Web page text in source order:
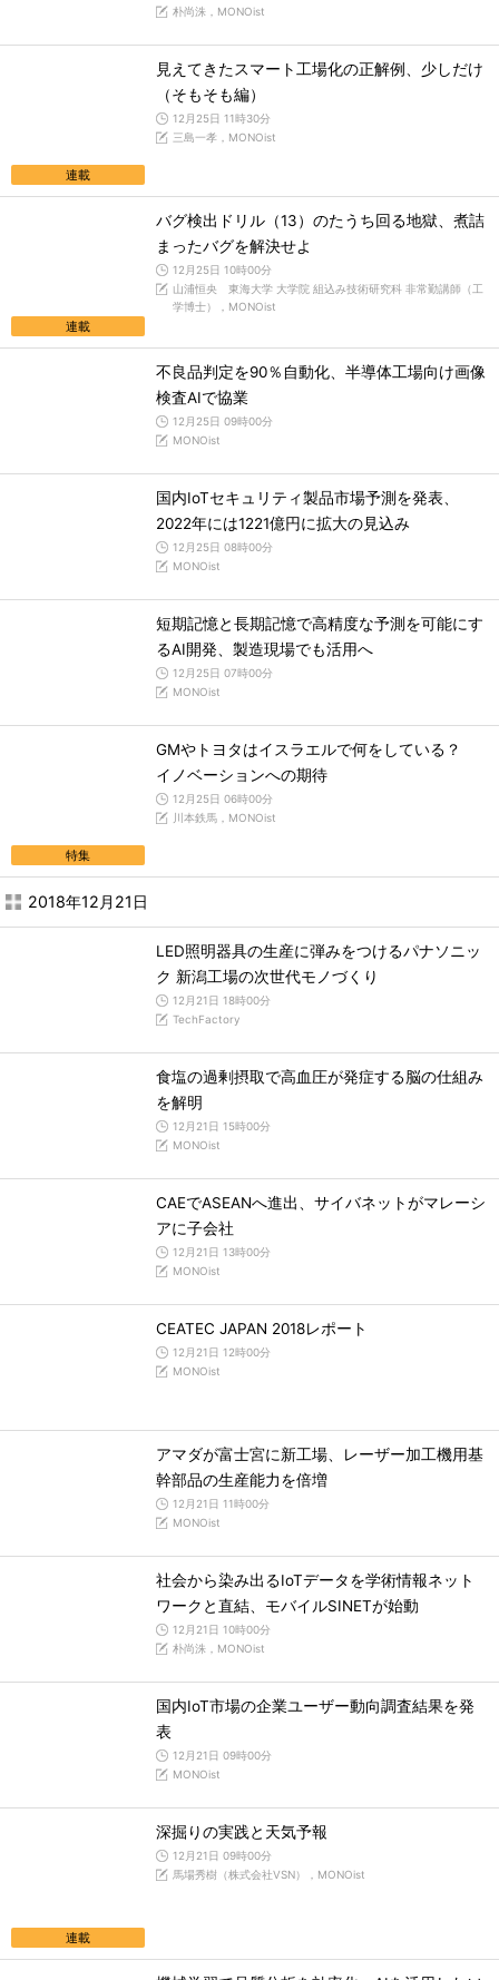
朴尚洙，MONOist
連載
見えてきたスマート工場化の正解例、少しだけ
（そもそも編）
12月25日 11時30分
三島一孝，MONOist
連載
バグ検出ドリル（13）のたうち回る地獄、煮詰
まったバグを解決せよ
12月25日 10時00分
山浦恒央 東海大学 大学院 組込み技術研究科 非常勤講師（工
学博士），MONOist
不良品判定を90％自動化、半導体工場向け画像
検査AIで協業
12月25日 09時00分
MONOist
国内IoTセキュリティ製品市場予測を発表、
2022年には1221億円に拡大の見込み
12月25日 08時00分
MONOist
短期記憶と長期記憶で高精度な予測を可能にす
るAI開発、製造現場でも活用へ
12月25日 07時00分
MONOist
特集
GMやトヨタはイスラエルで何をしている？
イノベーションへの期待
12月25日 06時00分
川本鉄馬，MONOist
2018年12月21日
LED照明器具の生産に弾みをつけるパナソニッ
ク 新潟工場の次世代モノづくり
12月21日 18時00分
TechFactory
食塩の過剰摂取で高血圧が発症する脳の仕組み
を解明
12月21日 15時00分
MONOist
CAEでASEANへ進出、サイバネットがマレーシ
アに子会社
12月21日 13時00分
MONOist
CEATEC JAPAN 2018レポート
12月21日 12時00分
MONOist
アマダが富士宮に新工場、レーザー加工機用基
幹部品の生産能力を倍増
12月21日 11時00分
MONOist
社会から染み出るIoTデータを学術情報ネット
ワークと直結、モバイルSINETが始動
12月21日 10時00分
朴尚洙，MONOist
国内IoT市場の企業ユーザー動向調査結果を発
表
12月21日 09時00分
MONOist
連載
深掘りの実践と天気予報
12月21日 09時00分
馬場秀樹（株式会社VSN），MONOist